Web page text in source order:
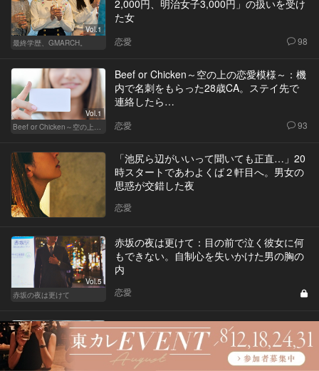
Vol.1
最終学歴、GMARCH。
2,000円、明治女子3,000円」の扱いを受け
た女
恋愛 98
Vol.1
Beef or Chicken～空の上の恋愛模様～
Beef or Chicken～空の上の恋愛模様～：機
内で名刺をもらった28歳CA。ステイ先で
連絡したら…
恋愛 93
「池尻ら辺がいいって聞いても正直…」20
時スタートであわよくば２軒目へ。男女の
思惑が交錯した夜
恋愛
Vol.5
赤坂の夜は更けて
赤坂の夜は更けて：目の前で泣く彼女に何
もできない。自制心を失いかけた男の胸の
内
恋愛
幼児教室を見学した父親が、3歳の息子の
様子を見て感じた、ある違和感とは…
恋愛 14